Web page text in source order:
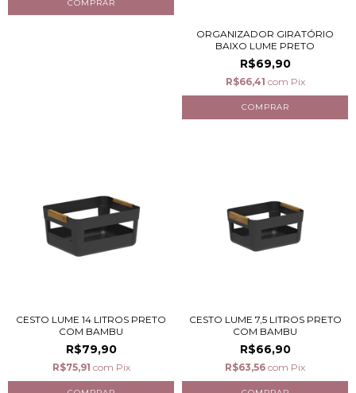
ORGANIZADOR GIRATÓRIO
BAIXO LUME PRETO
R$69,90
R$66,41 com Pix
CESTO LUME 14 LITROS PRETO
COM BAMBU
R$79,90
R$75,91 com Pix
CESTO LUME 7,5 LITROS PRETO
COM BAMBU
R$66,90
R$63,56 com Pix